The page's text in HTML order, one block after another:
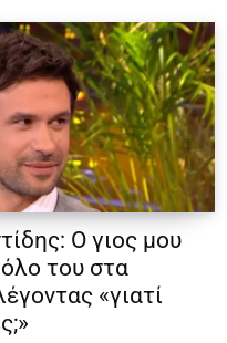
Ο γιος μου
του στα
«γιατί